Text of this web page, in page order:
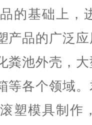
的基础上，
产品的广泛
粪池外壳，
等各个领域
塑模具制作